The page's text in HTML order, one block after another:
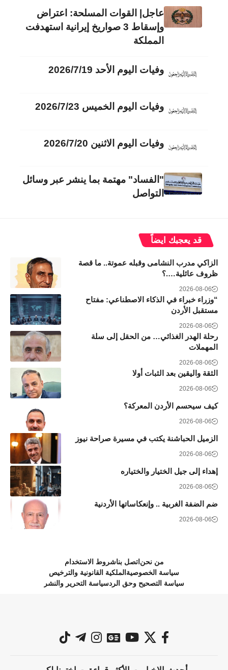
عاجل| القوات المسلحة: اعتراض
وإسقاط 3 صواريخ إيرانية استهدفت
المملكة
وفيات اليوم الأحد 2026/7/19
وفيات اليوم الخميس 2026/7/23
وفيات اليوم الاثنين 2026/7/20
"الفساد" مهتمة بما ينشر عبر وسائل
التواصل
قد يعجبك ايضاً
الزاكي مدرب النشامى وقبله عموتة.. ما قصة
ظروف عائلية….؟
2026-08-06
“وزراء خبراء في الذكاء الاصطناعي: مفتاح
مستقبل الأردن
2026-08-06
رحلة الهدر الغذائي… من الحقل إلى سلة
المهملات
2026-08-06
الثقة واليقين بعد الثبات أولا
2026-08-06
كيف سيحسم الأردن المعركة؟
2026-08-06
الزميل الحباشنة يكتب في مسيرة صراحة نيوز
2026-08-06
إهداء إلى جيل الختيار والختياره
2026-08-06
ضم الضفة الغربية .. وإنعكاساتها الأردنية
2026-08-06
من نحن اتصل بناشروط الاستخدام
سياسة الخصوصية الملكية القانونية والترخيص
سياسة التصحيح وحق الردسياسة التحرير والنشر